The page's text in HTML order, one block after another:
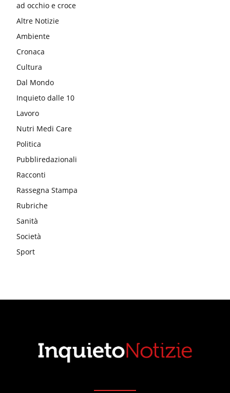
ad occhio e croce
Altre Notizie
Ambiente
Cronaca
Cultura
Dal Mondo
Inquieto dalle 10
Lavoro
Nutri Medi Care
Politica
Pubbliredazionali
Racconti
Rassegna Stampa
Rubriche
Sanità
Società
Sport